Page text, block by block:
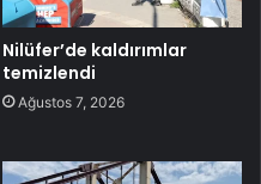
Nilüfer’de kaldırımlar
temizlendi
Ağustos 7, 2026